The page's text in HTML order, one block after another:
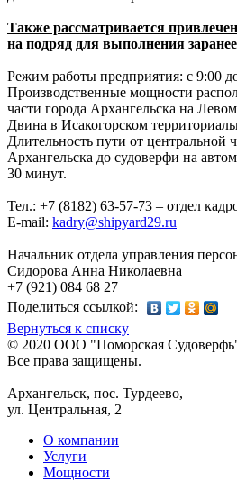
Также рассматривается
на подряд для выполнения
Режим работы предприятия: с 9:00
Производственные мощности
части города Архангельска на
Двина в Исакогорском
Длительность пути от центральной
Архангельска до судоверфи на
30 минут.
Тел.: +7 (8182) 63-57-73 – отдел
E-mail: kadry@shipyard29.ru
Начальник отдела управления
Сидорова Анна Николаевна
+7 (921) 084 68 27
Поделиться ссылкой:
Вернуться к списку
© 2020 ООО "Поморская
Все права защищены.
Архангельск, пос. Турдеево,
ул. Центральная, 2
О компании
Услуги
Мощности